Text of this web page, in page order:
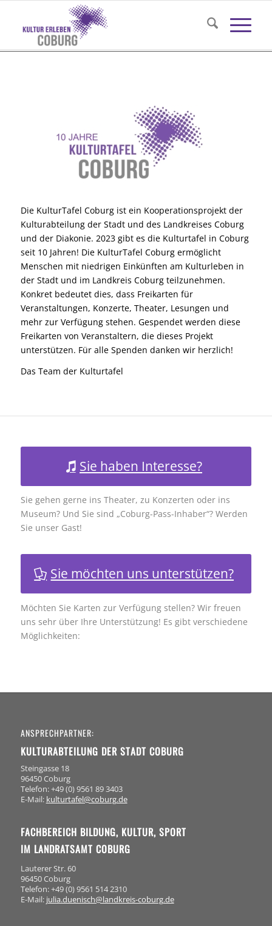
Die KulturTafel Coburg ist ein Kooperationsprojekt der
Kulturabteilung der Stadt und des Landkreises Coburg
und der Diakonie. 2023 gibt es die Kulturtafel in Coburg
seit 10 Jahren! Die KulturTafel Coburg ermöglicht
Menschen mit niedrigen Einkünften am Kulturleben in
der Stadt und im Landkreis Coburg teilzunehmen.
Konkret bedeutet dies, dass Freikarten für
Veranstaltungen, Konzerte, Theater, Lesungen und
mehr zur Verfügung stehen. Gespendet werden diese
Freikarten von Veranstaltern, die dieses Projekt
unterstützen. Für alle Spenden danken wir herzlich!
Das Team der Kulturtafel
Sie haben Interesse?
Sie gehen gerne ins Theater, zu Konzerten oder ins
Museum? Und Sie sind „Coburg-Pass-Inhaber“? Werden
Sie unser Gast!
Sie möchten uns unterstützen?
Möchten Sie Karten zur Verfügung stellen? Wir freuen
uns sehr über Ihre Unterstützung! Es gibt verschiedene
Möglichkeiten:
ANSPRECHPARTNER:
KULTURABTEILUNG DER STADT COBURG
Steingasse 18
96450 Coburg
Telefon: +49 (0) 9561 89 3403
E-Mail: kulturtafel@coburg.de
FACHBEREICH BILDUNG, KULTUR, SPORT
IM LANDRATSAMT COBURG
Lauterer Str. 60
96450 Coburg
Telefon: +49 (0) 9561 514 2310
E-Mail: julia.duenisch@landkreis-coburg.de